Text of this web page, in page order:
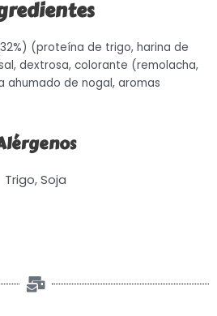
(proteína de trigo, harina de
dextrosa, colorante (remolacha,
ahumado de nogal, aromas
Trigo, Soja